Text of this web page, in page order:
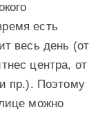
есть
весь день (от
центра, от
пр.). Поэтому
можно